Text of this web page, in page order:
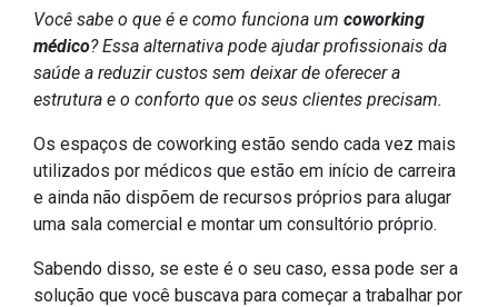
Você sabe o que é e como funciona um coworking
médico? Essa alternativa pode ajudar profissionais da
saúde a reduzir custos sem deixar de oferecer a
estrutura e o conforto que os seus clientes precisam.
Os espaços de coworking estão sendo cada vez mais
utilizados por médicos que estão em início de carreira
e ainda não dispõem de recursos próprios para alugar
uma sala comercial e montar um consultório próprio.
Sabendo disso, se este é o seu caso, essa pode ser a
solução que você buscava para começar a trabalhar por